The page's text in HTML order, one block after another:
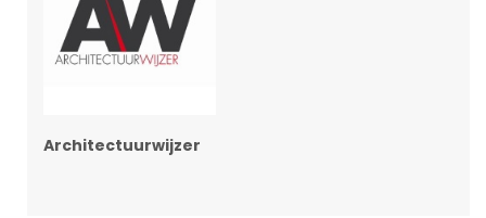
Architectuurwijzer